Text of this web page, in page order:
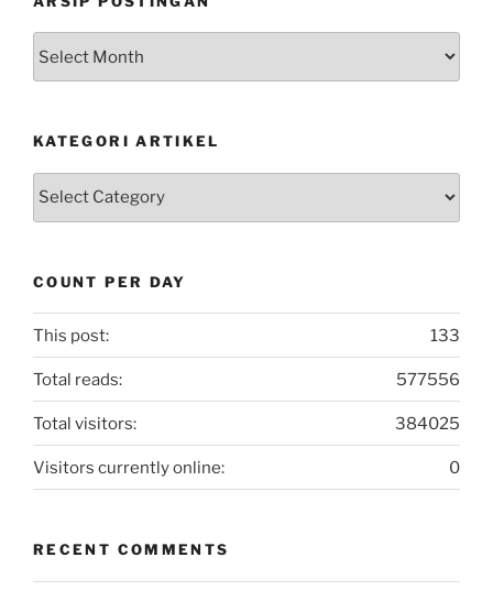
KATEGORI ARTIKEL
Kategori
COUNT PER DAY
133
This post:
577556
Total reads:
384025
Total visitors:
0
Visitors currently online:
RECENT COMMENTS